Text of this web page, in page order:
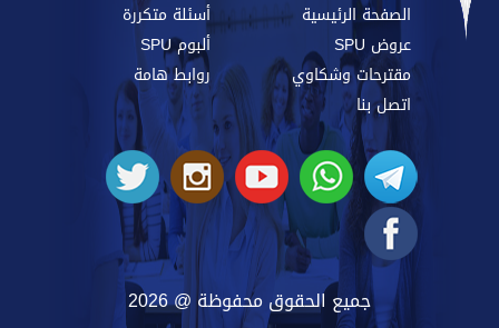
الصفحة الرئيسية
أسئلة متكررة
عروض SPU
ألبوم SPU
مقترحات وشكاوي
روابط هامة
اتصل بنا
جميع الحقوق محفوظة @ 2026